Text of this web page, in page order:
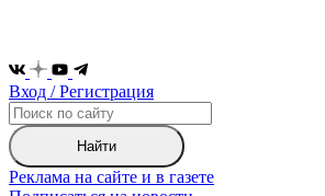
Вход / Регистрация
Найти
Реклама на сайте и в газете